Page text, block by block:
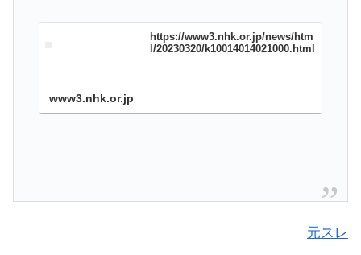
https://www3.nhk.or.jp/news/htm
l/20230320/k10014014021000.html
www3.nhk.or.jp
元スレ